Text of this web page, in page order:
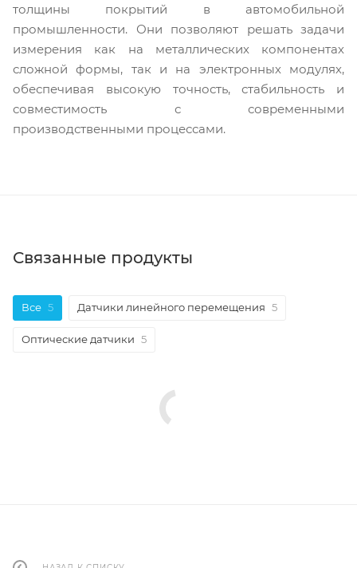
толщины покрытий в автомобильной
промышленности. Они позволяют решать задачи
измерения как на металлических компонентах
сложной формы, так и на электронных модулях,
обеспечивая высокую точность, стабильность и
совместимость с современными
производственными процессами.
Связанные продукты
Все 5 Датчики линейного перемещения 5
Оптические датчики 5